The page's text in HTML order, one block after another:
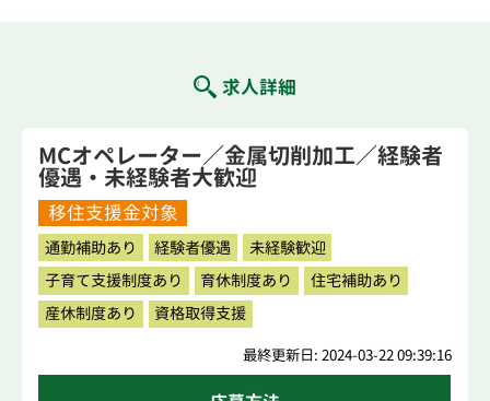
求人詳細
MCオペレーター／金属切削加工／経験者
優遇・未経験者大歓迎
移住支援金対象
通勤補助あり 経験者優遇
未経験歓迎
子育て支援制度あり
育休制度あり
住宅補助あり
産休制度あり
資格取得支援
最終更新日: 2024-03-22 09:39:16